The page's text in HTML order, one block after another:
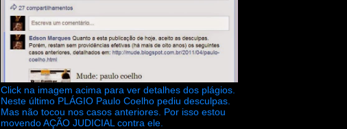
Click na imagem acima para ver detalhes dos plágios.
Neste último PLÁGIO Paulo Coelho pediu desculpas.
Mas não tocou nos casos anteriores. Por isso estou
movendo AÇÃO JUDICIAL contra ele.